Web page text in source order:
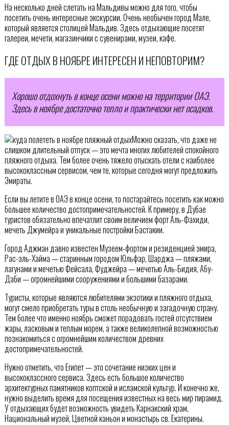
На несколько дней слетать на Мальдивы можно для того, чтобы
посетить очень интересные экскурсии. Очень необычен город Мале,
который является столицей Мальдив. Здесь отдыхающие посетят
галереи, мечети, магазинчики с сувенирами, музеи, кафе.
ГДЕ ОТДЫХ В НОЯБРЕ ИНТЕРЕСЕН И НЕПОВТОРИМ?
Хорошо отдохнуть в конце осени можно на территории ОАЭ.
Здесь в ноябре достаточно тепло и практически нет осадков.
Можно сказать, что даже не
слишком длительный отпуск — это мечта многих любителей спокойного
пляжного отдыха. Тем более очень тяжело отыскать отели с наиболее
высококлассным сервисом, чем те, которые сегодня могут предложить
Эмираты.
Если вы летите в ОАЭ в конце осени, то постарайтесь посетить как можно
большее количество достопримечательностей. К примеру, в Дубае
туристов обязательно впечатлит своим величием форт Аль-Фахиди,
мечеть Джумейра и уникальные постройки Бастакии.
Город Аджман давно известен Музеем-фортом и резиденцией эмира,
Рас-эль-Хайма — старинным городом Юльфар, Шарджа — пляжами,
лагунами и мечетью Фейсала, Фуджейра — мечетью Аль-Бидия, Абу-
Даби — огромнейшими сооружениями и большими базарами.
Туристы, которые являются любителями экзотики и пляжного отдыха,
могут смело приобретать туры в столь необычную и загадочную страну.
Тем более что именно ноябрь сможет порадовать гостей отсутствием
жары, ласковым и теплым морем, а также великолепной возможностью
познакомиться с огромнейшим количеством древних
достопримечательностей.
Нужно отметить, что Египет — это сочетание низких цен и
высококлассного сервиса. Здесь есть большое количество
архитектурных памятников коптской и исламской культур. И конечно же,
нужно выделить время для посещения известных на весь мир пирамид.
У отдыхающих будет возможность увидеть Карнакский храм,
Национальный музей, Цветной каньон и монастырь св. Екатерины.